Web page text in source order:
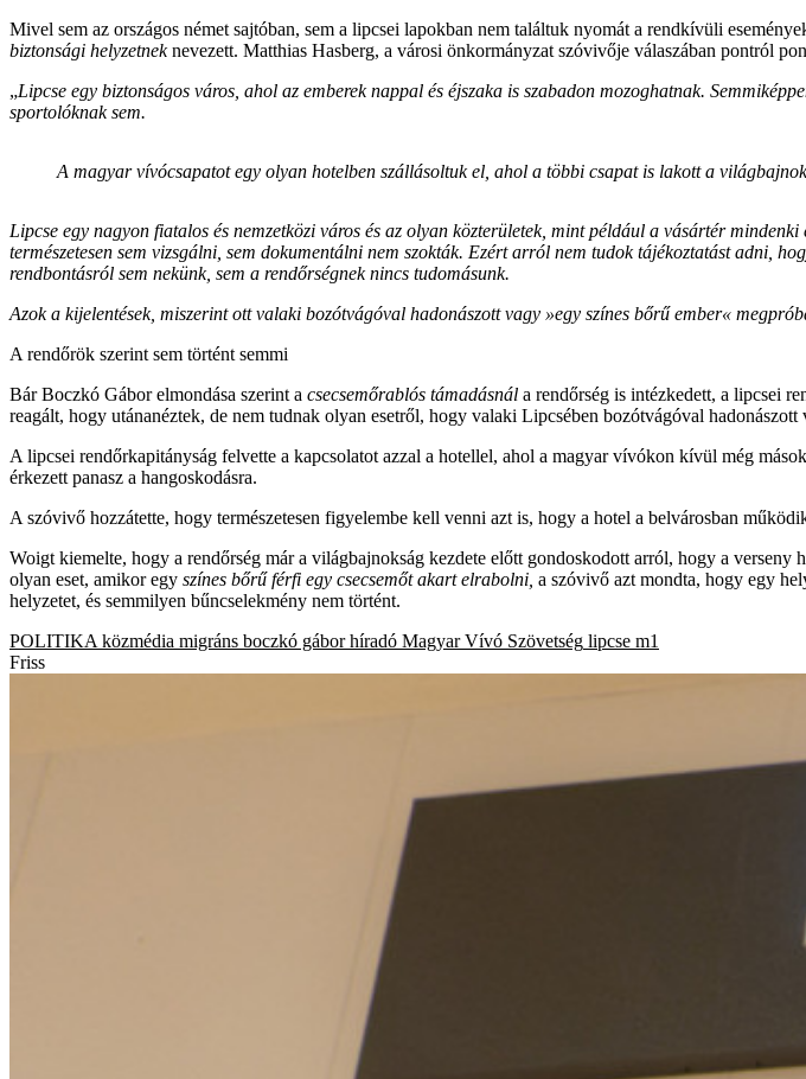
Mivel sem az országos német sajtóban, sem a lipcsei lapokban nem találtuk nyomát a rendkívüli
biztonsági helyzetneknevezett. Matthias Hasberg, a városi önkormányzat szóvivője válaszában pontról
„Lipcse egy biztonságos város, ahol az emberek nappal és éjszaka is szabadon mozoghatnak.
sportolóknak sem.
A magyar vívócsapatot egy olyan hotelben szállásoltuk el, ahol a többi csapat is lakott a
Lipcse egy nagyon fiatalos és nemzetközi város és az olyan közterületek, mint például a vásártér
természetesen sem vizsgálni, sem dokumentálni nem szokták. Ezért arról nem tudok tájékoztatást adni,
rendbontásról sem nekünk, sem a rendőrségnek nincs tudomásunk.
Azok a kijelentések, miszerint ott valaki bozótvágóval hadonászott vagy »egy színes bőrű ember«
A rendőrök szerint sem történt semmi
Bár Boczkó Gábor elmondása szerint a csecsemőrablós támadásnál a rendőrség is intézkedett, a lipcsei
reagált, hogy utánanéztek, de nem tudnak olyan esetről, hogy valaki Lipcsében bozótvágóval hadonászott
A lipcsei rendőrkapitányság felvette a kapcsolatot azzal a hotellel, ahol a magyar vívókon kívül még
érkezett panasz a hangoskodásra.
A szóvivő hozzátette, hogy természetesen figyelembe kell venni azt is, hogy a hotel a belvárosban
Woigt kiemelte, hogy a rendőrség már a világbajnokság kezdete előtt gondoskodott arról, hogy a
olyan eset, amikor egy színes bőrű férfi egy csecsemőt akart elrabolni, a szóvivő azt mondta, hogy egy
helyzetet, és semmilyen bűncselekmény nem történt.
POLITIKA közmédia migráns boczkó gábor híradó Magyar Vívó Szövetség lipcse m1
Friss